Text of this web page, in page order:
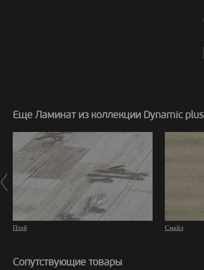
Еще Ламинат из коллекции Dynamic plus
Плэй Смайл
Сопутствующие товары